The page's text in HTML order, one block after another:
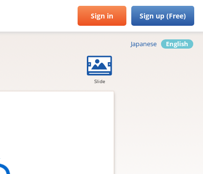
Sign in Sign up (Free)
Japanese English
Slide